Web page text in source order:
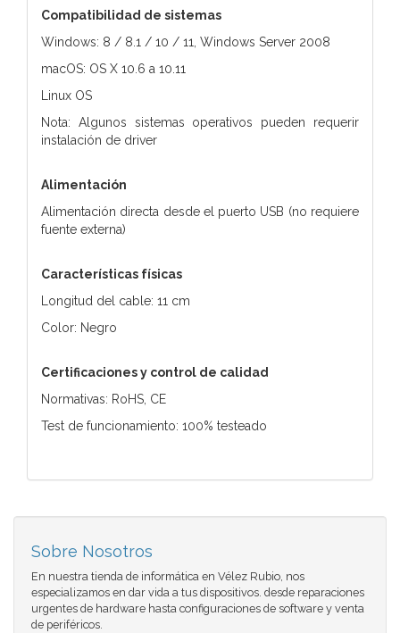
Compatibilidad de sistemas
Windows: 8 / 8.1 / 10 / 11, Windows Server 2008
macOS: OS X 10.6 a 10.11
Linux OS
Nota: Algunos sistemas operativos pueden requerir
instalación de driver
Alimentación
Alimentación directa desde el puerto USB (no requiere
fuente externa)
Características físicas
Longitud del cable: 11 cm
Color: Negro
Certificaciones y control de calidad
Normativas: RoHS, CE
Test de funcionamiento: 100% testeado
Sobre Nosotros
En nuestra tienda de informática en Vélez Rubio, nos
especializamos en dar vida a tus dispositivos. desde reparaciones
urgentes de hardware hasta configuraciones de software y venta
de periféricos.